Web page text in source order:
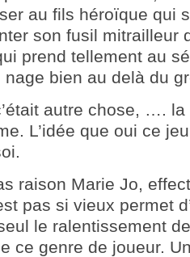
au fils héroïque qui
son fusil mitrailleur
prend tellement au
nage bien au delà du
autre chose, ….
L’idée que oui ce
raison Marie Jo,
pas si vieux permet
le ralentissement
ce genre de joueur.